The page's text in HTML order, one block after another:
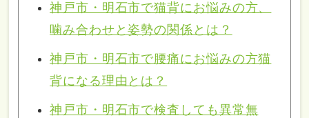
神戸市・明石市で猫背にお悩みの方、
噛み合わせと姿勢の関係とは？
神戸市・明石市で腰痛にお悩みの方猫
背になる理由とは？
神戸市・明石市で検査しても異常無